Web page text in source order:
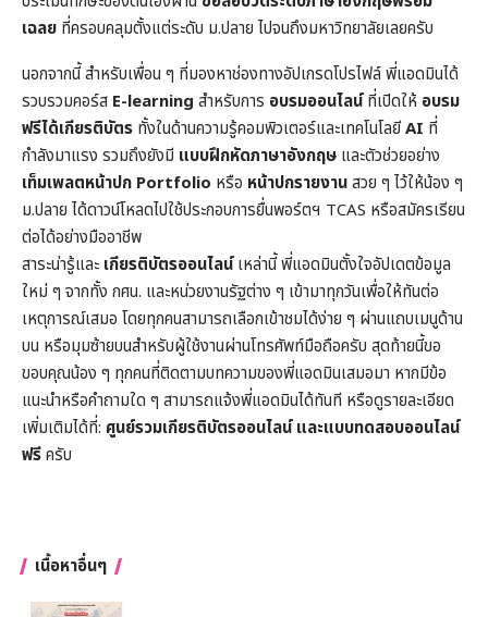
เฉลย ที่ครอบคลุมตั้งแต่ระดับ ม.ปลาย ไปจนถึงมหาวิทยาลัยเลยครับ
นอกจากนี้ สำหรับเพื่อน ๆ ที่มองหาช่องทางอัปเกรดโปรไฟล์ พี่แอดมินได้
รวบรวมคอร์ส E-learning สำหรับการ อบรมออนไลน์ที่เปิดให้ อบรม
ฟรีได้เกียรติบัตร ทั้งในด้านความรู้คอมพิวเตอร์และเทคโนโลยีAI ที่
กำลังมาแรง รวมถึงยังมี แบบฝึกหัดภาษาอังกฤษ และตัวช่วยอย่าง
เท็มเพลตหน้าปก Portfolio หรือ หน้าปกรายงานสวย ๆ ไว้ให้น้อง ๆ
ม.ปลาย ได้ดาวน์โหลดไปใช้ประกอบการยื่นพอร์ตฯ TCAS หรือสมัครเรียน
ต่อได้อย่างมืออาชีพ
สาระน่ารู้และ เกียรติบัตรออนไลน์เหล่านี้ พี่แอดมินตั้งใจอัปเดตข้อมูล
ใหม่ ๆ จากทั้ง กศน. และหน่วยงานรัฐต่าง ๆ เข้ามาทุกวันเพื่อให้ทันต่อ
เหตุการณ์เสมอ โดยทุกคนสามารถเลือกเข้าชมได้ง่าย ๆ ผ่านแถบเมนูด้าน
บน หรือมุมซ้ายบนสำหรับผู้ใช้งานผ่านโทรศัพท์มือถือครับ สุดท้ายนี้ขอ
ขอบคุณน้อง ๆ ทุกคนที่ติดตามบทความของพี่แอดมินเสมอมา หากมีข้อ
แนะนำหรือคำถามใด ๆ สามารถแจ้งพี่แอดมินได้ทันที หรือดูรายละเอียด
เพิ่มเติมได้ที่: ศูนย์รวมเกียรติบัตรออนไลน์ และแบบทดสอบออนไลน์
ฟรีครับ
เนื้อหาอื่นๆ